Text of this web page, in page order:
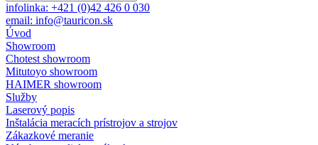
infolinka: +421 (0)42 426 0 030
email: info@tauricon.sk
Úvod
Showroom
Chotest showroom
Mitutoyo showroom
HAIMER showroom
Služby
Laserový popis
Inštalácia meracích prístrojov a strojov
Zákazkové meranie